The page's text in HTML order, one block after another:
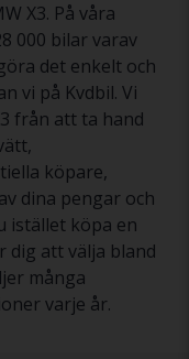
X3. På våra
000 bilar varav
det enkelt och
vi på Kvdbil. Vi
från att ta hand
köpare,
dina pengar och
istället köpa en
dig att välja bland
många
varje år.